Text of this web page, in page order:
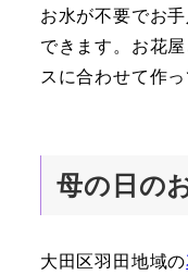
お水が不要でお
できます。お花
スに合わせて作
母の日の
大田区羽田地域の